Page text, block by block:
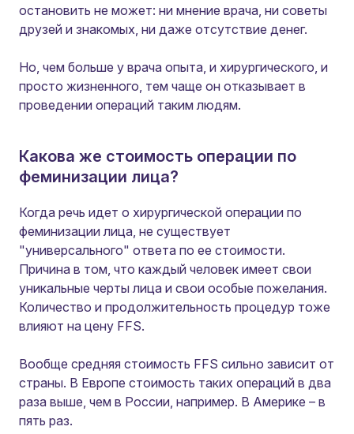
остановить не может: ни мнение врача, ни советы
друзей и знакомых, ни даже отсутствие денег.
Но, чем больше у врача опыта, и хирургического, и
просто жизненного, тем чаще он отказывает в
проведении операций таким людям.
Какова же стоимость операции по
феминизации лица?
Когда речь идет о хирургической операции по
феминизации лица, не существует
"универсального" ответа по ее стоимости.
Причина в том, что каждый человек имеет свои
уникальные черты лица и свои особые пожелания.
Количество и продолжительность процедур тоже
влияют на цену FFS.
Вообще средняя стоимость FFS сильно зависит от
страны. В Европе стоимость таких операций в два
раза выше, чем в России, например. В Америке – в
пять раз.